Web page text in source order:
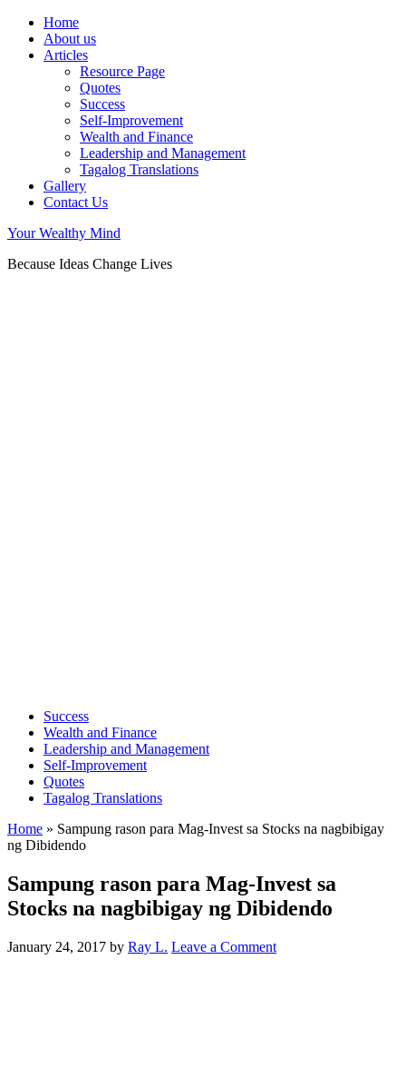
Home
About us
Articles
Resource Page
Quotes
Success
Self-Improvement
Wealth and Finance
Leadership and Management
Tagalog Translations
Gallery
Contact Us
Your Wealthy Mind
Because Ideas Change Lives
Success
Wealth and Finance
Leadership and Management
Self-Improvement
Quotes
Tagalog Translations
Home » Sampung rason para Mag-Invest sa Stocks na nagbibigay
ng Dibidendo
Sampung rason para Mag-Invest sa
Stocks na nagbibigay ng Dibidendo
January 24, 2017 by Ray L. Leave a Comment